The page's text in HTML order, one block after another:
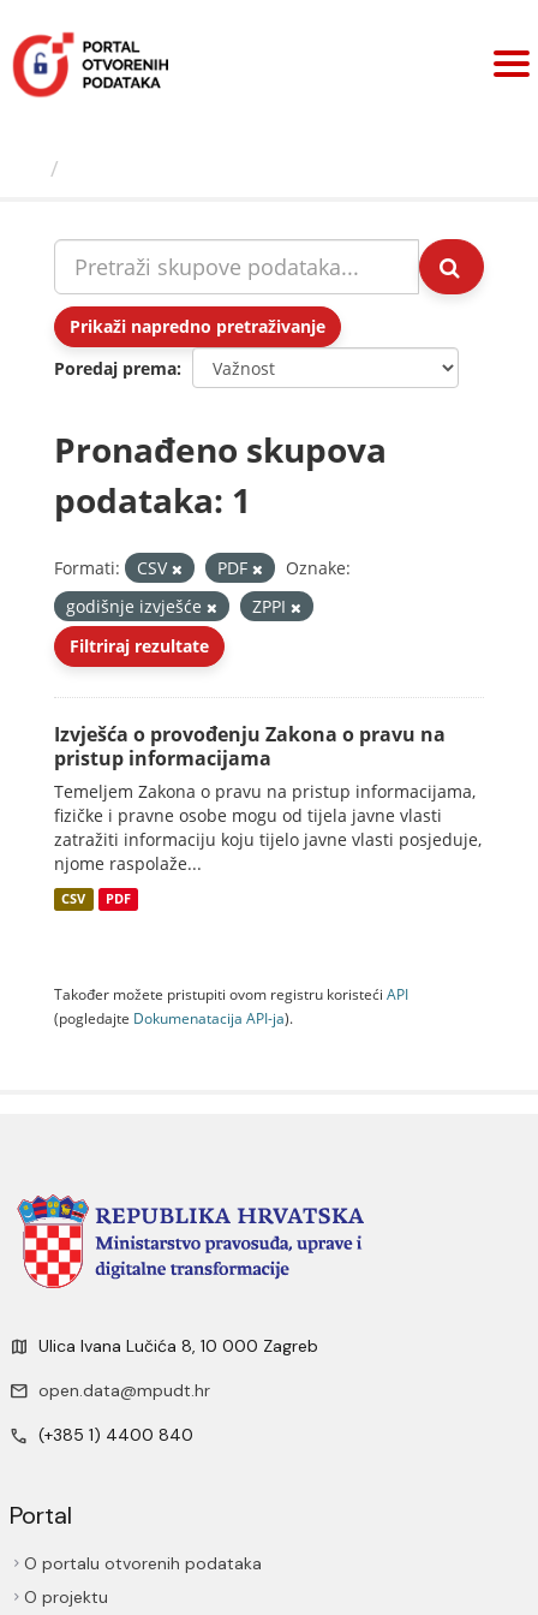
sadržaj
Prikaži napredno pretraživanje
Poredaj prema
Pronađeno skupova
podataka: 1
Formati: CSV PDF
Oznake:
godišnje izvješće
ZPPI
Filtriraj rezultate
Izvješća o provođenju Zakona o pravu na
pristup informacijama
Temeljem Zakona o pravu na pristup informacijama,
fizičke i pravne osobe mogu od tijela javne vlasti
zatražiti informaciju koju tijelo javne vlasti posjeduje,
njome raspolaže...
CSV PDF
Također možete pristupiti ovom registru koristeći API
(pogledajte Dokumenаtаcijа API-jа).